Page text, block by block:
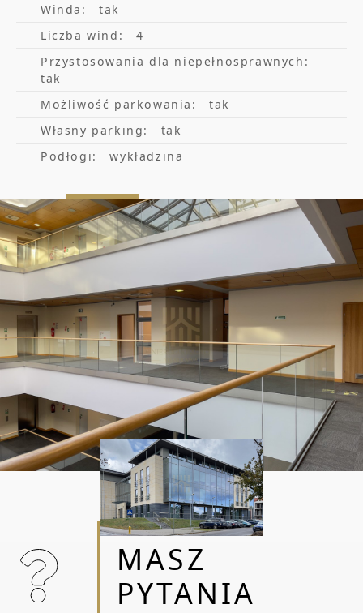
media według zużycia - prąd,
ogrzewanie, woda
możliwe krótsze umowy najmu
Koszt wynajmu miejsca parkingowego w
garażu - 80,00 EUR
Zapraszam po więcej szczegółów oraz na
prezentację obiektu w dogodnym terminie.
Podane w zestawieniu stawki czynszu nie
stanowią oferty, są jedynie propozycją
cenową.
Oferta dedykowana pod potrzeby najemcy
przygotowywana indywidualnie.
OBSŁUGA BEZPROWIZYJNA
WSPIERAM TRÓJMIEJSKIE FIRMY W
WYBORZE, ANALIZIE ORAZ NEGOCJACJACH
WARUNKÓW NAJMU NIERUCHOMOŚCI
KOMERCYJNYCH OD 2015 ROKU. DOSTARCZĘ
OPTYMALNE ROZWIĄZANIE DLA KAŻDEGO
BIZNESU DOSTOSOWANE DO
Winda:
tak
Liczba wind:
4
Przystosowania dla niepełnosprawnych:
tak
Możliwość parkowania:
tak
Własny parking:
tak
Podłogi:
wykładzina
MASZ
PYTANIA